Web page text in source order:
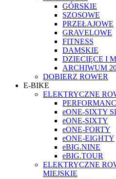
GÓRSKIE
SZOSOWE
PRZEŁAJOWE
GRAVELOWE
FITNESS
DAMSKIE
DZIECIĘCE I
ARCHIWUM
DOBIERZ ROWER
E-BIKE
ELEKTRYCZNE
eONE-SIXTY
eONE-SIXTY
eONE-FORTY
eONE-EIGHTY
eBIG.NINE
eBIG.TOUR
ELEKTRYCZNE
MIEJSKIE